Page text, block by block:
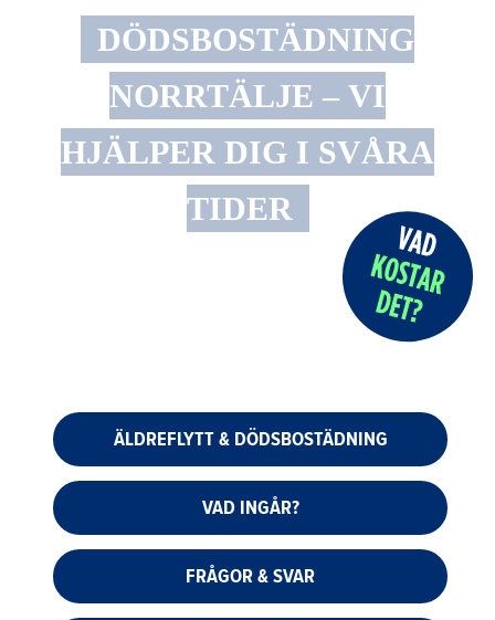
DÖDSBOSTÄDNING
NORRTÄLJE – VI
HJÄLPER DIG I SVÅRA
TIDER
ÄLDREFLYTT & DÖDSBOSTÄDNING
VAD INGÅR?
FRÅGOR & SVAR